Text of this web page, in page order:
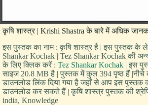
कृषि शास्त्र | Krishi Shastra के बारे में अधिक
इस पुस्तक का नाम : कृषि शास्त्र है | इस पुस्तक के
Shankar Kochak | Tez Shankar Kochak की
के लिए क्लिक करें : Tez Shankar Kochak | इस
साइज 20.8 MB है | पुस्तक में कुल 394 पृष्ठ हैं |नीचे
डाउनलोड लिंक दिया गया है जहाँ से आप इस पुस्तक
डाउनलोड कर सकते हैं | कृषि शास्त्र पुस्तक की
india, Knowledge